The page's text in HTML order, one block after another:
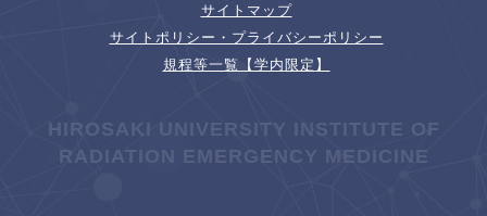
サイトマップ
サイトポリシー・プライバシーポリシー
規程等一覧【学内限定】
HIROSAKI UNIVERSITY INSTITUTE OF
RADIATION EMERGENCY MEDICINE